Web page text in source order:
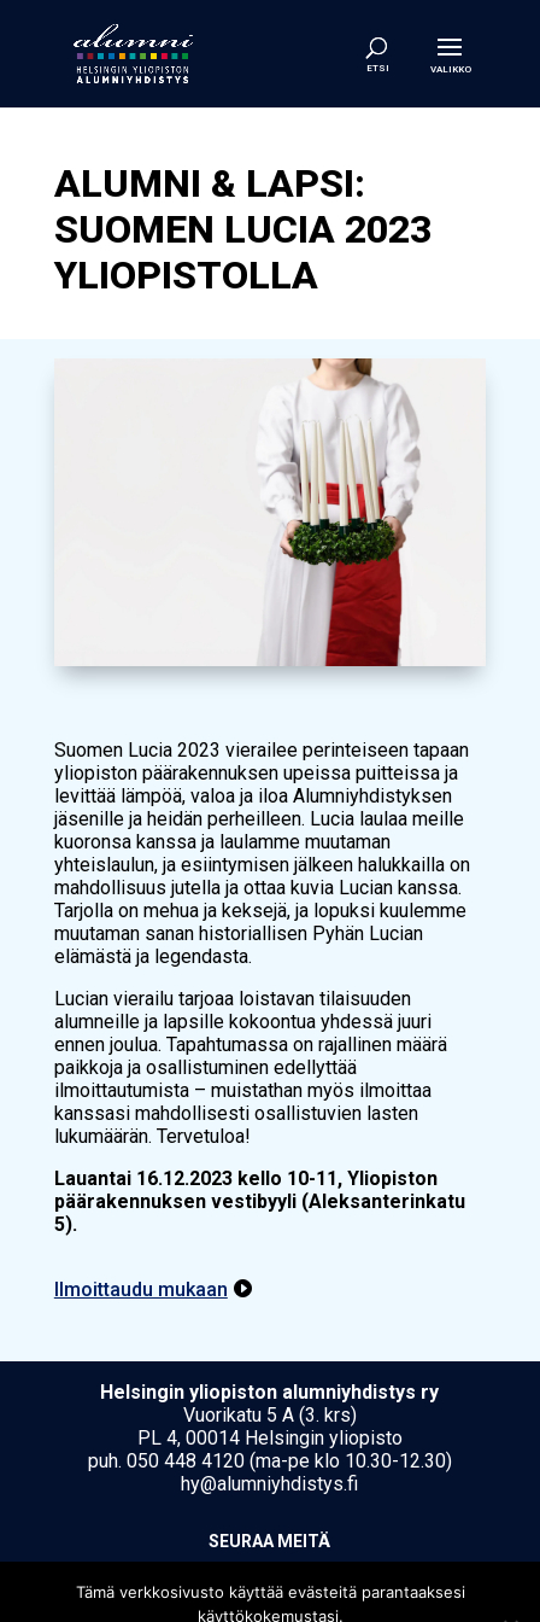
ALUMNI & LAPSI:
SUOMEN LUCIA 2023
YLIOPISTOLLA
Suomen Lucia 2023 vierailee perinteiseen tapaan
yliopiston päärakennuksen upeissa puitteissa ja
levittää lämpöä, valoa ja iloa Alumniyhdistyksen
jäsenille ja heidän perheilleen. Lucia laulaa meille
kuoronsa kanssa ja laulamme muutaman
yhteislaulun, ja esiintymisen jälkeen halukkailla on
mahdollisuus jutella ja ottaa kuvia Lucian kanssa.
Tarjolla on mehua ja keksejä, ja lopuksi kuulemme
muutaman sanan historiallisen Pyhän Lucian
elämästä ja legendasta.
Lucian vierailu tarjoaa loistavan tilaisuuden
alumneille ja lapsille kokoontua yhdessä juuri
ennen joulua. Tapahtumassa on rajallinen määrä
paikkoja ja osallistuminen edellyttää
ilmoittautumista – muistathan myös ilmoittaa
kanssasi mahdollisesti osallistuvien lasten
lukumäärän. Tervetuloa!
Lauantai 16.12.2023 kello 10-11, Yliopiston
päärakennuksen vestibyyli (Aleksanterinkatu
5).
Ilmoittaudu mukaan 
Hel­sin­gin yli­opis­ton alumniyhdistys ry
Vuorikatu 5 A (3. krs)
PL 4, 00014 Helsingin yliopisto
puh. 050 448 4120 (ma-pe klo 10.30-12.30)
hy@alumniyhdistys.fi
SEU­RAA MEI­TÄ
Tämä verkkosivusto käyttää evästeitä parantaaksesi
käyttökokemustasi.